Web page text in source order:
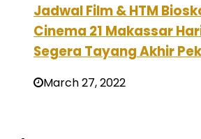
Jadwal Film & HTM
Cinema 21 Makassar
Segera Tayang Akhir
March 27, 2022